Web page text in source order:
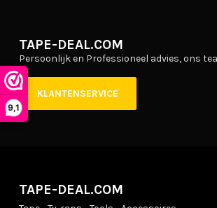
9,1
TAPE-DEAL.COM
Persoonlijk en Professioneel advies, ons
KLANTENSERVICE
TAPE-DEAL.COM